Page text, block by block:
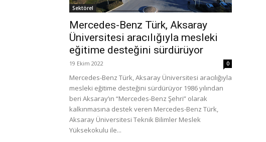
Sektörel
Mercedes-Benz Türk, Aksaray
Üniversitesi aracılığıyla mesleki
eğitime desteğini sürdürüyor
19 Ekim 2022 0
Mercedes-Benz Türk, Aksaray Üniversitesi aracılığıyla
mesleki eğitime desteğini sürdürüyor 1986 yılından
beri Aksaray’ın “Mercedes-Benz Şehri” olarak
kalkınmasına destek veren Mercedes-Benz Türk,
Aksaray Üniversitesi Teknik Bilimler Meslek
Yüksekokulu ile...